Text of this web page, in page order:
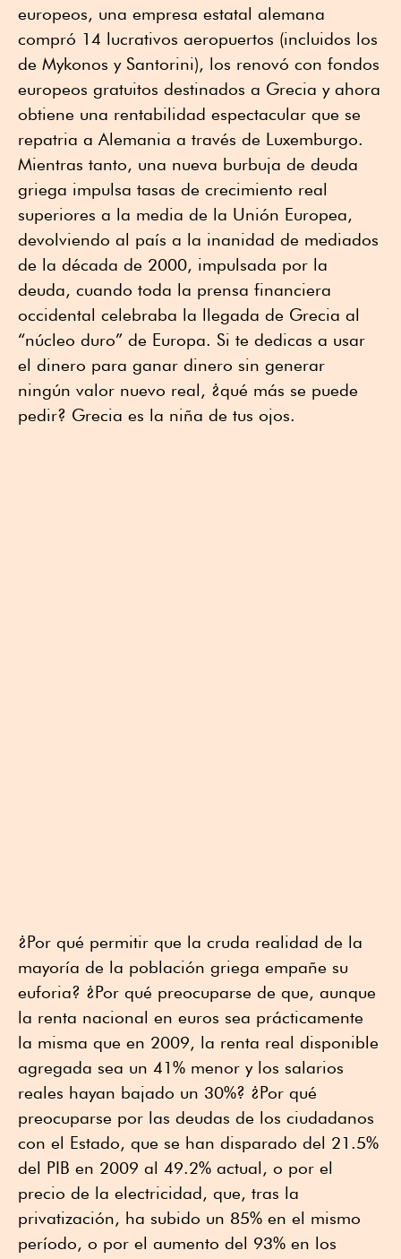
europeos, una empresa estatal alemana
compró 14 lucrativos aeropuertos (incluidos los
de Mykonos y Santorini), los renovó con fondos
europeos gratuitos destinados a Grecia y ahora
obtiene una rentabilidad espectacular que se
repatria a Alemania a través de Luxemburgo.
Mientras tanto, una nueva burbuja de deuda
griega impulsa tasas de crecimiento real
superiores a la media de la Unión Europea,
devolviendo al país a la inanidad de mediados
de la década de 2000, impulsada por la
deuda, cuando toda la prensa financiera
occidental celebraba la llegada de Grecia al
“núcleo duro” de Europa. Si te dedicas a usar
el dinero para ganar dinero sin generar
ningún valor nuevo real, ¿qué más se puede
pedir? Grecia es la niña de tus ojos.
¿Por qué permitir que la cruda realidad de la
mayoría de la población griega empañe su
euforia? ¿Por qué preocuparse de que, aunque
la renta nacional en euros sea prácticamente
la misma que en 2009, la renta real disponible
agregada sea un 41% menor y los salarios
reales hayan bajado un 30%? ¿Por qué
preocuparse por las deudas de los ciudadanos
con el Estado, que se han disparado del 21.5%
del PIB en 2009 al 49.2% actual, o por el
precio de la electricidad, que, tras la
privatización, ha subido un 85% en el mismo
período, o por el aumento del 93% en los